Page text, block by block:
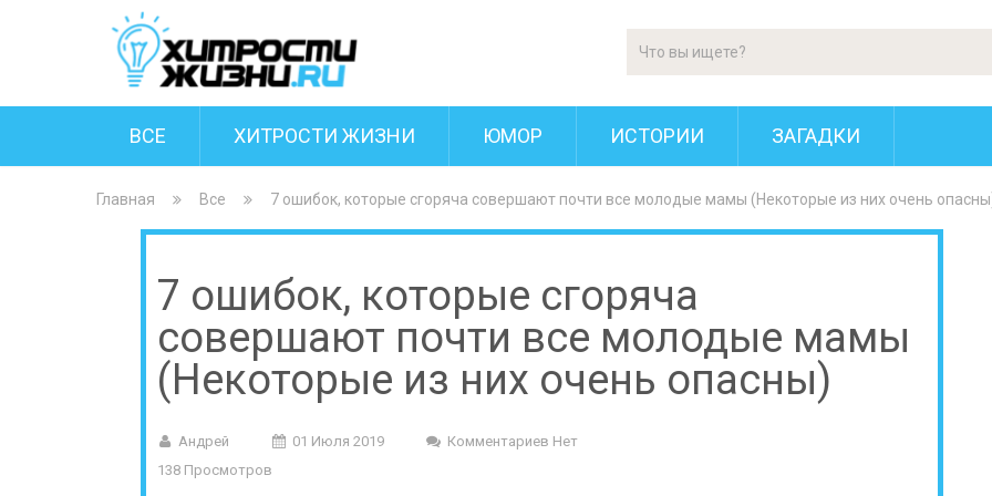
ВСЕ ХИТРОСТИ ЖИЗНИ ЮМОР ИСТОРИИ ЗАГАДКИ
Главная Все 7 ошибок, которые сгоряча совершают почти все молодые мамы (Некоторые из них очень
7 ошибок, которые сгоряча
совершают почти все молодые мамы
(Некоторые из них очень опасны)
Андрей 01 Июля 2019
Комментариев Нет
138 Просмотров